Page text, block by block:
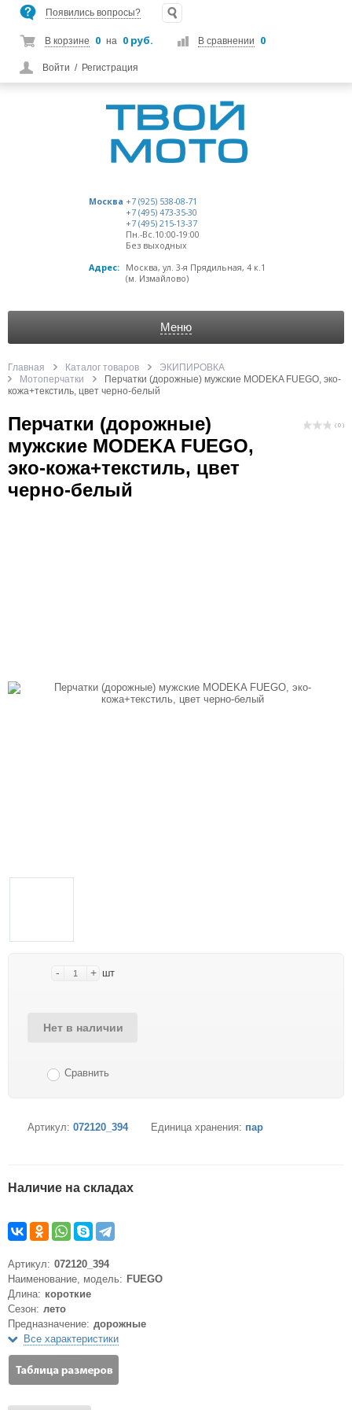
Появились вопросы?
В корзине 0 на 0 руб. В сравнении 0
Войти / Регистрация
Москва +7 (925) 538-08-71
+7 (495) 473-35-30
+7 (495) 215-13-37
Пн.-Вс.10:00-19:00
Без выходных
Адрес:
Москва, ул. 3-я Прядильная, 4 к.1
(м. Измайлово)
Меню
Главная Каталог товаров
ЭКИПИРОВКА
Мотоперчатки
Перчатки (дорожные) мужские MODEKA FUEGO, эко-
кожа+текстиль, цвет черно-белый
Перчатки (дорожные)
мужские MODEKA FUEGO,
эко-кожа+текстиль, цвет
черно-белый
( 0 )
- + шт
Нет в наличии
Сравнить
Артикул: 072120_394 Единица хранения: пар
Наличие на складах
Артикул: 072120_394
Наименование, модель: FUEGO
Длина: короткие
Сезон: лето
Предназначение: дорожные
Все характеристики